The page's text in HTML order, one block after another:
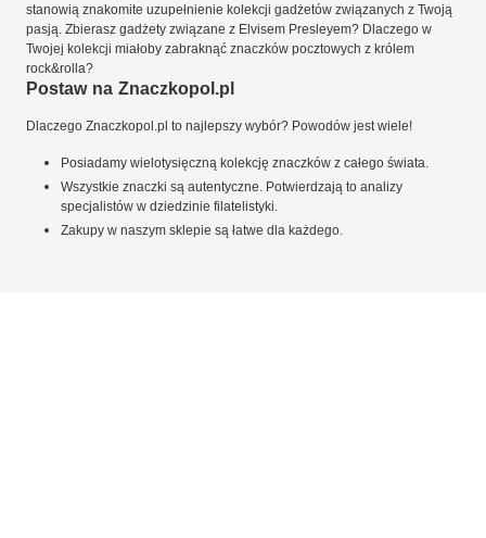
stanowią znakomite uzupełnienie kolekcji gadżetów związanych z Twoją
pasją. Zbierasz gadżety związane z Elvisem Presleyem? Dlaczego w
Twojej kolekcji miałoby zabraknąć znaczków pocztowych z królem
rock&rolla?
Postaw na Znaczkopol.pl
Dlaczego Znaczkopol.pl to najlepszy wybór? Powodów jest wiele!
Posiadamy wielotysięczną kolekcję znaczków z całego świata.
Wszystkie znaczki są autentyczne. Potwierdzają to analizy
specjalistów w dziedzinie filatelistyki.
Zakupy w naszym sklepie są łatwe dla każdego.